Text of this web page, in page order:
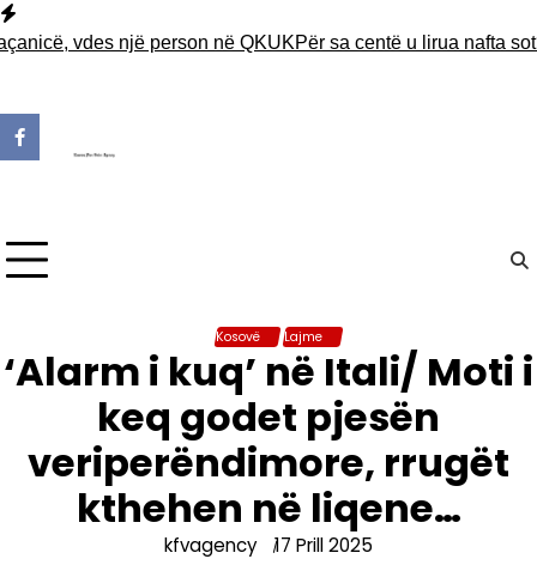
Skip
tovdes një person në QKUK Për sa centë u lirua nafta sot?Kjo
Kosovë Lajme
‘Alarm i kuq’ në Itali/ Moti i
keq godet pjesën
veriperëndimore, rrugët
kthehen në liqene…
kfvagency 17 Prill 2025